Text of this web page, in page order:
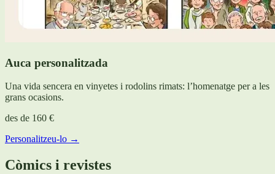
Auca personalitzada
Una vida sencera en vinyetes i rodolins rimats: l’homenatge per a les
grans ocasions.
des de 160 €
Personalitzeu-lo →
Còmics i revistes